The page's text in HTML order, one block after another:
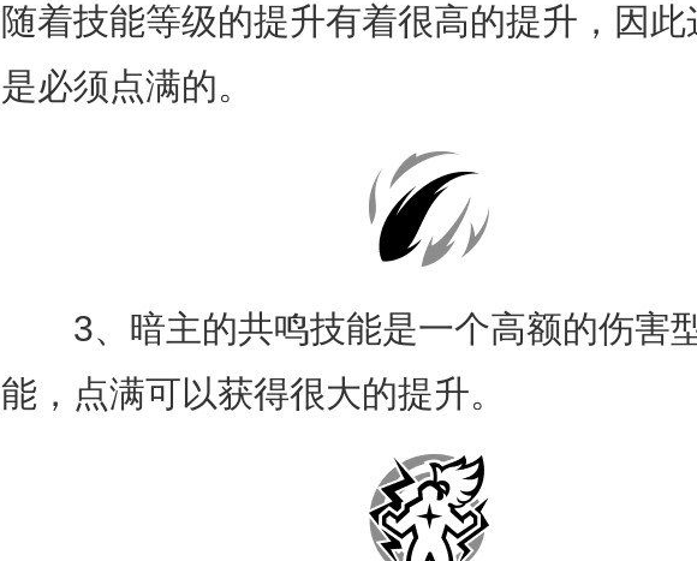
随着技能等级的提升有着很高的提升，因
是必须点满的。
3、暗主的共鸣技能是一个高额的伤害
能，点满可以获得很大的提升。